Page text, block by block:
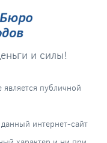
и силы!
публичной
интернет-сайт